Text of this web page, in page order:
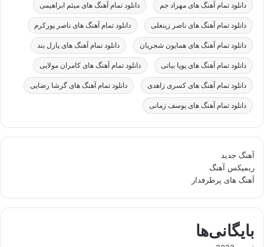
دانلود تمام آهنگ های مهراد جم دانلود تمام آهنگ های میثم ابراهیمی
دانلود تمام آهنگ های ناصر زینعلی دانلود تمام آهنگ های ناصر پورکرم
دانلود تمام آهنگ های همایون شجریان دانلود تمام آهنگ های پازل بند
دانلود تمام آهنگ های پویا بیاتی دانلود تمام آهنگ های کامران مولایی
دانلود تمام آهنگ های کسری زاهدی دانلود تمام آهنگ های گرشا رضایی
دانلود تمام آهنگ های یوسف زمانی
آهنگ جدید
ریمیکس آهنگ
آهنگ های پرطرفدار
بایگانی‌ها